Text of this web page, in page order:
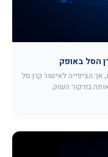
הריבית, אך הציפייה לאישור קרן סל
בזרקור השוק.